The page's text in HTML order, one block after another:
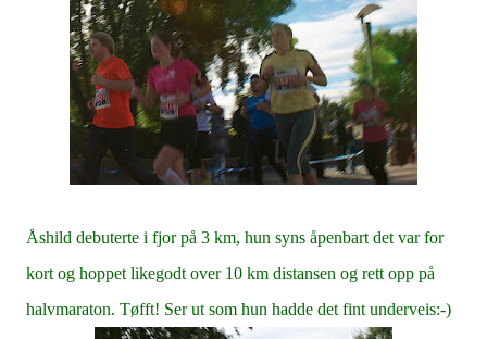
Åshild debuterte i fjor på 3 km, hun syns åpenbart det var for
kort og hoppet likegodt over 10 km distansen og rett opp på
halvmaraton. Tøfft! Ser ut som hun hadde det fint underveis:-)